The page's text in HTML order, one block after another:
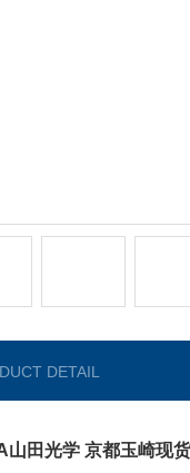
DETAIL
山田光学 京都玉崎现